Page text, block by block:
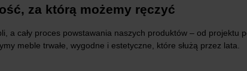
za którą możemy ręczyć
a cały proces powstawania naszych produktów – od projektu
meble trwałe, wygodne i estetyczne, które służą przez lata.